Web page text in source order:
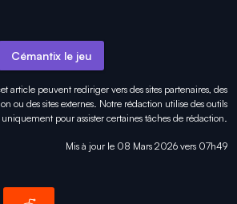
Cémantix le jeu
article peuvent rediriger vers des sites partenaires, des
ou des sites externes. Notre rédaction utilise des outils
pourassister certaines tâches de rédaction.
Mis à jour le 08 Mars 2026 vers 07h49